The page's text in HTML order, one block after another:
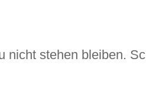
nicht stehen bleiben.